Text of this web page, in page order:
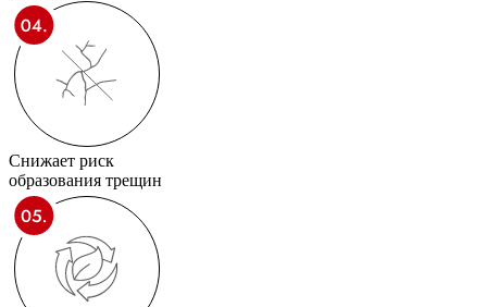
Снижает риск
образования трещин